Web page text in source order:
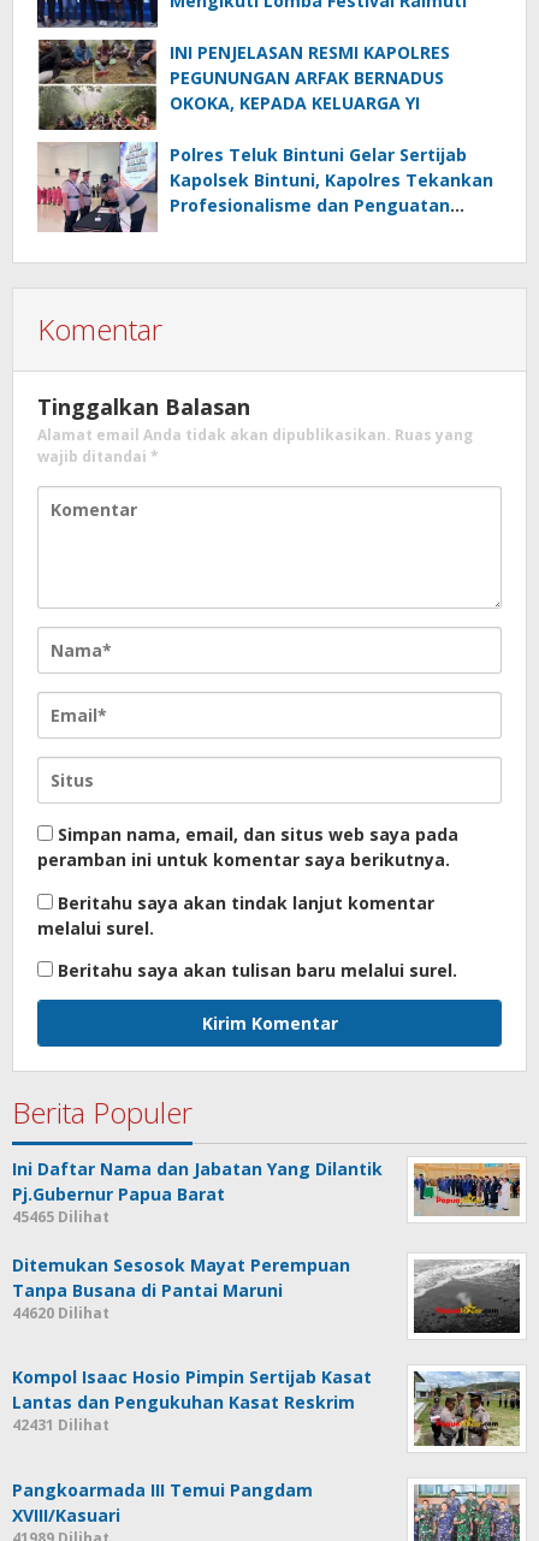
INI PENJELASAN RESMI KAPOLRES
PEGUNUNGAN ARFAK BERNADUS
OKOKA, KEPADA KELUARGA YI
Polres Teluk Bintuni Gelar Sertijab
Kapolsek Bintuni, Kapolres Tekankan
Profesionalisme dan Penguatan
Komentar
Tinggalkan Balasan
Alamat email Anda tidak akan dipublikasikan. Ruas yang
wajib ditandai *
Simpan nama, email, dan situs web saya pada
peramban ini untuk komentar saya berikutnya.
Beritahu saya akan tindak lanjut komentar
melalui surel.
Beritahu saya akan tulisan baru melalui surel.
Berita Populer
Ini Daftar Nama dan Jabatan Yang Dilantik
Pj.Gubernur Papua Barat
45465 Dilihat
Ditemukan Sesosok Mayat Perempuan
Tanpa Busana di Pantai Maruni
44620 Dilihat
Kompol Isaac Hosio Pimpin Sertijab Kasat
Lantas dan Pengukuhan Kasat Reskrim
42431 Dilihat
Pangkoarmada III Temui Pangdam
XVIII/Kasuari